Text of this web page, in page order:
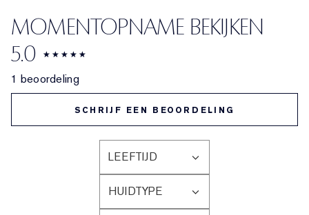
MOMENTOPNAME BEKIJKEN
5.0
1 beoordeling
SCHRIJF EEN BEOORDELING
LEEFTIJD
FILTER
BEOORDELINGEN
OP
LEEFTIJD
HUIDTYPE
FILTER